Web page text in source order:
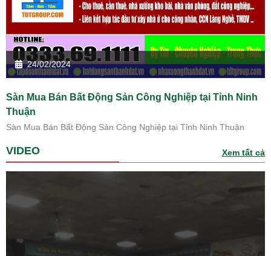
24/02/2024
Sàn Mua Bán Bất Động Sản Công Nghiệp tại Tỉnh Ninh
Thuận
Sàn Mua Bán Bất Động Sản Công Nghiệp tại Tỉnh Ninh Thuận
VIDEO Xem tất cả